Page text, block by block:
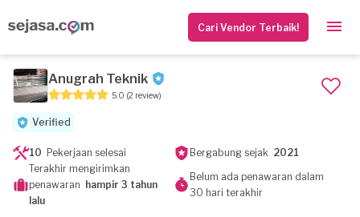
Cari Vendor Terbaik!
Anugrah Teknik
5.0 (2 review)
Verified
10 Pekerjaan selesai Bergabung sejak 2021
Terakhir mengirimkan
penawaran hampir 3 tahun
lalu
Belum ada penawaran dalam
30 hari terakhir